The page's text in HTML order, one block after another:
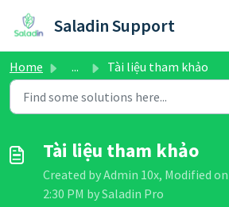
Saladin Support
Home ... Tài liệu tham khảo
Tài liệu tham khảo
Created by Admin 10x, Modified
2:30 PM by Saladin Pro